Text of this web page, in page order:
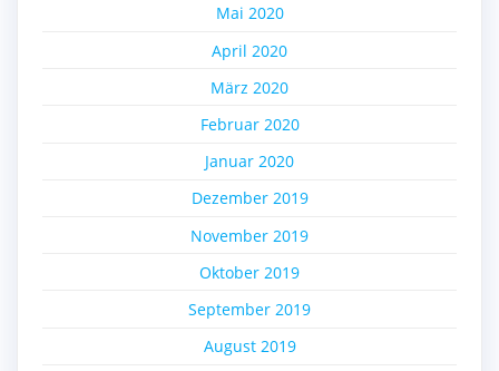
Mai 2020
April 2020
März 2020
Februar 2020
Januar 2020
Dezember 2019
November 2019
Oktober 2019
September 2019
August 2019